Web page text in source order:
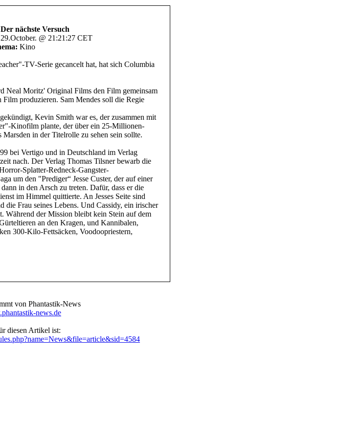
nächste Versuch
@ 21:21:27 CET
Kino
TV-Serie gecancelt hat, hat sich Columbia
Neal Moritz' Original Films den Film gemeinsam
produzieren. Sam Mendes soll die Regie
Kevin Smith war es, der zusammen mit
Kinofilm plante, der über ein 25-Millionen-
in der Titelrolle zu sehen sein sollte.
bei Vertigo und in Deutschland im Verlag
nach. Der Verlag Thomas Tilsner bewarb die
Splatter-Redneck-Gangster-
um den "Prediger“ Jesse Custer, der auf einer
in den Arsch zu treten. Dafür, dass er die
im Himmel quittierte. An Jesses Seite sind
die Frau seines Lebens. Und Cassidy, ein irischer
Während der Mission bleibt kein Stein auf dem
an den Kragen, und Kannibalen,
300-Kilo-Fettsäcken, Voodoopriestern,
von Phantastik-News
news.de
diesen Artikel ist: